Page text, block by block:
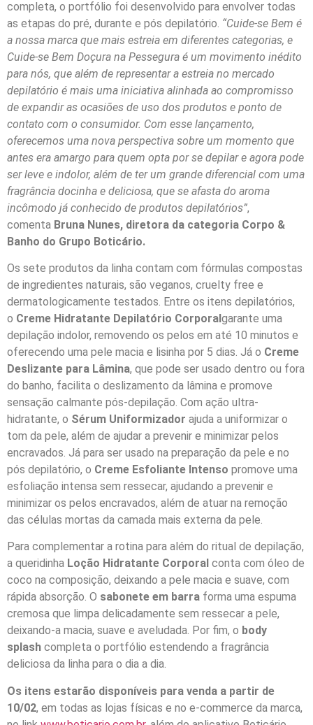
completa, o portfólio foi desenvolvido para envolver todas
as etapas do pré, durante e pós depilatório. “Cuide-se Bem é
a nossa marca que mais estreia em diferentes categorias, e
Cuide-se Bem Doçura na Pessegura é um movimento inédito
para nós, que além de representar a estreia no mercado
depilatório é mais uma iniciativa alinhada ao compromisso
de expandir as ocasiões de uso dos produtos e ponto de
contato com o consumidor. Com esse lançamento,
oferecemos uma nova perspectiva sobre um momento que
antes era amargo para quem opta por se depilar e agora pode
ser leve e indolor, além de ter um grande diferencial com uma
fragrância docinha e deliciosa, que se afasta do aroma
incômodo já conhecido de produtos depilatórios”,
comenta Bruna Nunes, diretora da categoria Corpo &
Banho do Grupo Boticário.
Os sete produtos da linha contam com fórmulas compostas
de ingredientes naturais, são veganos, cruelty free e
dermatologicamente testados. Entre os itens depilatórios,
o Creme Hidratante Depilatório Corporalgarante uma
depilação indolor, removendo os pelos em até 10 minutos e
oferecendo uma pele macia e lisinha por 5 dias. Já o Creme
Deslizante para Lâmina, que pode ser usado dentro ou fora
do banho, facilita o deslizamento da lâmina e promove
sensação calmante pós-depilação. Com ação ultra-
hidratante, o Sérum Uniformizador ajuda a uniformizar o
tom da pele, além de ajudar a prevenir e minimizar pelos
encravados. Já para ser usado na preparação da pele e no
pós depilatório, o Creme Esfoliante Intenso promove uma
esfoliação intensa sem ressecar, ajudando a prevenir e
minimizar os pelos encravados, além de atuar na remoção
das células mortas da camada mais externa da pele.
Para complementar a rotina para além do ritual de depilação,
a queridinha Loção Hidratante Corporal conta com óleo de
coco na composição, deixando a pele macia e suave, com
rápida absorção. O sabonete em barra forma uma espuma
cremosa que limpa delicadamente sem ressecar a pele,
deixando-a macia, suave e aveludada. Por fim, o body
splash completa o portfólio estendendo a fragrância
deliciosa da linha para o dia a dia.
Os itens estarão disponíveis para venda a partir de
10/02, em todas as lojas físicas e no e-commerce da marca,